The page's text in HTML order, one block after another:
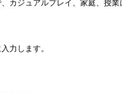
カジュアルプレイ、家庭、授業
力します。